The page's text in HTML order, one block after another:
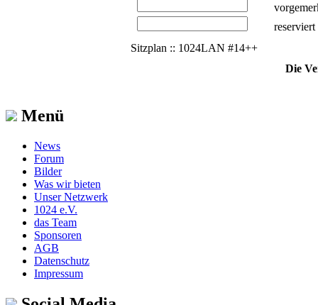
Menü
News
Forum
Bilder
Was wir bieten
Unser Netzwerk
1024 e.V.
das Team
Sponsoren
AGB
Datenschutz
Impressum
reserviert
Sitzplan :: 1024LAN #14++
Die